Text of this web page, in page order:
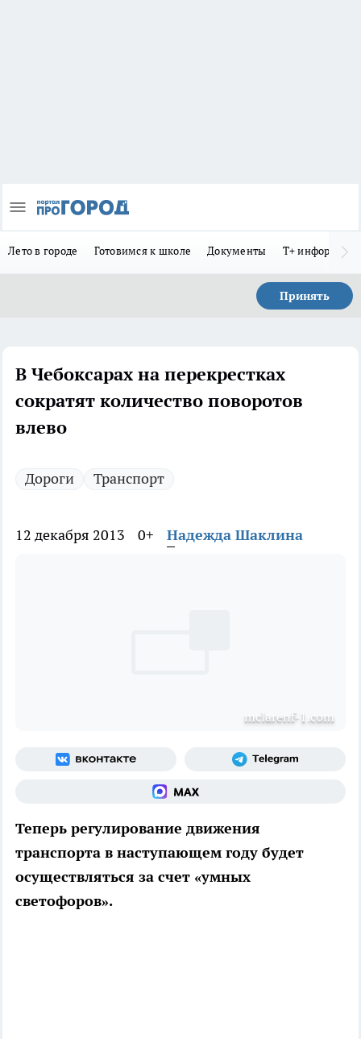
Лето в городе Готовимся к школе Документы Т+
Принять
В Чебоксарах на перекрестках
сократят количество поворотов
влево
Дороги Транспорт
12 декабря 2013 0+ Надежда Шаклина
mclarenf-1.com
Теперь регулирование движения
транспорта в наступающем году будет
осуществляться за счет «умных
светофоров».